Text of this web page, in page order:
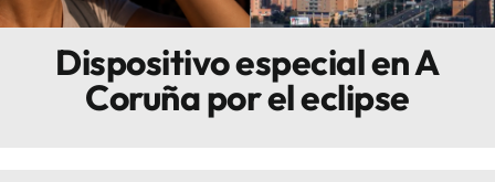
Sostenibilidad
Innova
Dispositivo especial en A
Coruña por el eclipse